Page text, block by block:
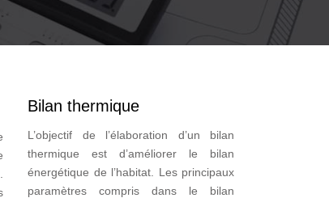
Bilan thermique
L’objectif de l’élaboration d’un bilan
thermique est d’améliorer le bilan
énergétique de l’habitat. Les principaux
paramètres compris dans le bilan